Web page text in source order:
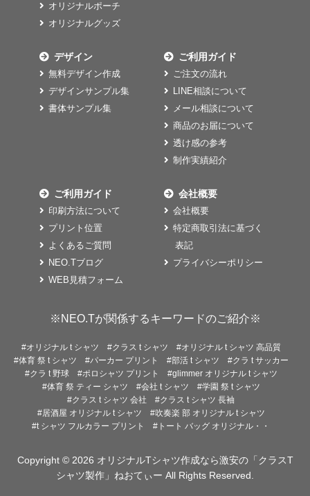
オリジナルポーチ
オリジナルグッズ
デザイン
無料デザイン作成
デザインサンプル集
書体サンプル集
ご利用ガイド
ご注文の流れ
LINE相談について
メール相談について
商品のお届について
透け感の参考
制作実績紹介
ご利用ガイド
印刷方法について
プリント位置
よくあるご質問
NEO.Tブログ
WEB見積フォーム
会社概要
会社概要
特定商取引法に基づく
表記
プライバシーポリシー
※NEO.Tが関係するキーワードのご紹介※
#オリジナル t シャツ #クラス t シャツ
#オリジナル t シャツ 高品質
#体育 祭 t シャツ
#パーカー プリント #部活 t シャツ
#クラ t サッカー
#クラ t 野球
#ポロシャツ プリント
#glimmer オリジナル t シャツ
#体育 祭 ティー シャツ
#会社 t シャツ
#学園 祭 t シャツ
#クラス t シャツ 会社
#クラス t シャツ 長袖
#居酒屋 オリジナル t シャツ
#吹奏楽 部 オリジナル t シャツ
#t シャツ フルカラー プリント
#トート バッグ オリジナル・・
Copyright © 2026 オリジナルTシャツ作成なら激安の「クラスT
シャツ製作」ねおてぃー All Rights Reserved.